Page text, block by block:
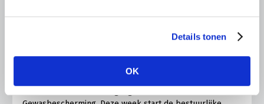
Details tonen
OK
nieuwsbericht 4 (07-07-2026)